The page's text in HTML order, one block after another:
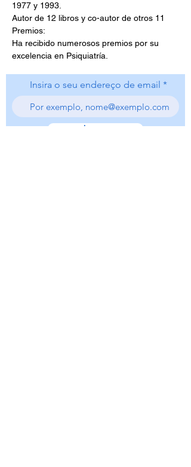
1977 y 1993.
Autor de 12 libros y co-autor de otros 11
Premios:
Ha recibido numerosos premios por su
excelencia en Psiquiatría.
Insira o seu endereço de email
subscrever